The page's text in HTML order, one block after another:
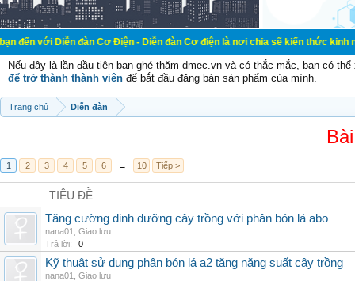
Diễn đàn Cơ Điện - Diễn đàn Cơ điện là nơi chia sẽ kiến thức kinh nghiệm
Nếu đây là lần đầu tiên bạn ghé thăm dmec.vn và có thắc mắc, bạn có
để trở thành thành viên để bắt đầu đăng bán sản phẩm của mình.
Trang chủ Diễn đàn
1 2 3 4 5 6 → 10 Tiếp >
TIÊU ĐỀ
Tăng cường dinh dưỡng cây trồng với phân bón lá abo
nana01
Giao lưu
Trả lời:
0
Kỹ thuật sử dụng phân bón lá a2 tăng năng suất cây trồng
nana01
Giao lưu